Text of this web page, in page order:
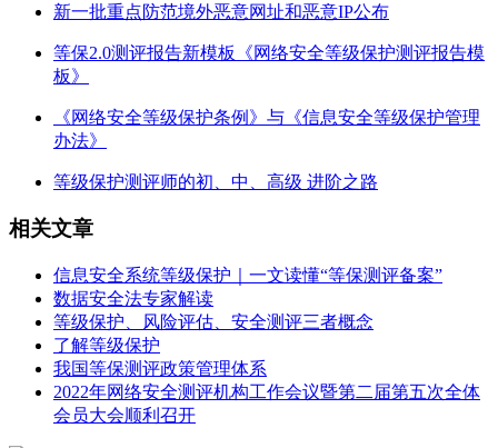
新一批重点防范境外恶意网址和恶意IP公布
等保2.0测评报告新模板《网络安全等级保护测评报告模
板》
《网络安全等级保护条例》与《信息安全等级保护管理
办法》
等级保护测评师的初、中、高级 进阶之路
相关文章
信息安全系统等级保护｜一文读懂“等保测评备案”
数据安全法专家解读
等级保护、风险评估、安全测评三者概念
了解等级保护
我国等保测评政策管理体系
2022年网络安全测评机构工作会议暨第二届第五次全体
会员大会顺利召开